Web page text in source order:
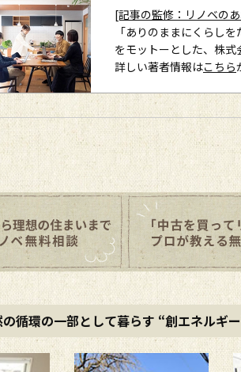
[記事の監修：リノベの
「ありのままにくらし
をモットーとした、株
詳しい著者情報はこちら
循環の一部として暮らす “創エネルギ